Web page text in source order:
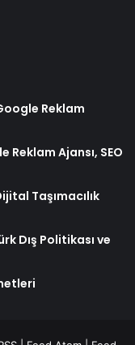
Reklam
Reklam Ajansı, SEO
Taşımacılık
Dış Politikası ve